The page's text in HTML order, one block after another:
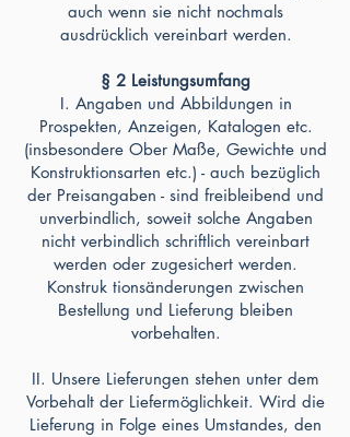
auch wenn sie nicht nochmals
ausdrücklich vereinbart werden.
§ 2 Leistungsumfang
I. Angaben und Abbildungen in
Prospekten, Anzeigen, Katalogen etc.
(insbesondere Ober Maße, Gewichte und
Konstruktionsarten etc.) - auch bezüglich
der Preisangaben - sind freibleibend und
unverbindlich, soweit solche Angaben
nicht verbindlich schriftlich vereinbart
werden oder zugesichert werden.
Konstruk tionsänderungen zwischen
Bestellung und Lieferung bleiben
vorbehalten.
II. Unsere Lieferungen stehen unter dem
Vorbehalt der Liefermöglichkeit. Wird die
Lieferung in Folge eines Umstandes, den